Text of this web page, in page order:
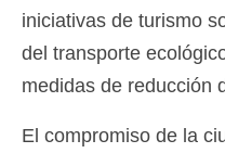
iniciativas de turismo
del transporte
medidas de reducción
El compromiso de la